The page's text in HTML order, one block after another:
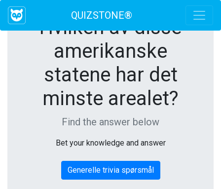
QUIZSTONE®
Hvilken av disse
amerikanske
statene har det
minste arealet?
Find the answer below
Bet your knowledge and answer
Generelle trivia spørsmål